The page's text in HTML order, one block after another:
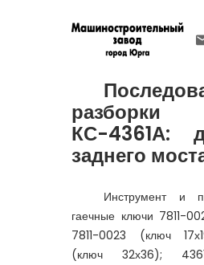
КС-4361А:
заднего
Инструмент и
гаечные ключи 7811-
7811-0023 (ключ
(ключ 32х36);